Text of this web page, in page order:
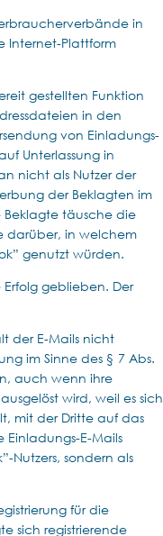
in
Internet-Plattform
gestellten Funktion
in den
von Einladungs-
Unterlassung in
nicht als Nutzer der
der Beklagten im
Beklagte täusche die
darüber, in welchem
genutzt würden.
geblieben. Der
der E-Mails nicht
im Sinne des § 7 Abs.
auch wenn ihre
wird, weil es sich
mit der Dritte auf das
E-Mails
Nutzers, sondern als
für die
sich registrierende